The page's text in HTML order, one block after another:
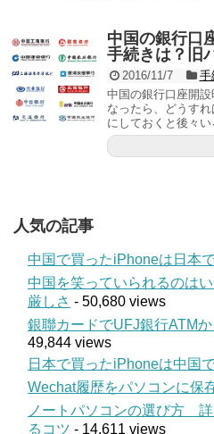
中国の銀行口
手続きは？旧
2016/11/7
手
中国の銀行口座開
なったら、どうす
にしておくと後々い
人気の記事
中国で買ったiPhoneは日本
中国を笑っていられるのは
厳しさ - 50,680 views
銀聯カードでUFJ銀行ATM
49,844 views
日本で買ったiPhoneは中国
Wechat履歴をパソコンに保
ノートパソコンの選び方
るコツ - 14,611 views